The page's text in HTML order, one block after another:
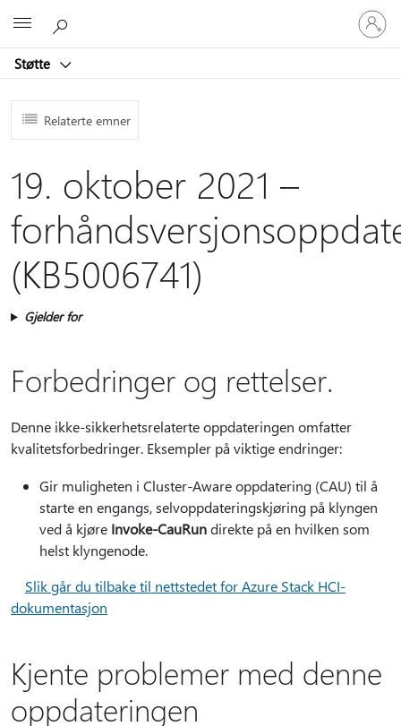
Støtte
Logg
på
kontoen
Relaterte emner
19. oktober 2021 –
(KB5006741)
Gjelder for
Forbedringer og rettelser.
Denne ikke-sikkerhetsrelaterte oppdateringen omfatter
kvalitetsforbedringer. Eksempler på viktige endringer:
Gir muligheten i Cluster-Aware oppdatering (CAU) til å
starte en engangs, selvoppdateringskjøring på klyngen
ved å kjøre Invoke-CauRundirekte på en hvilken som
helst klyngenode.
Slik går du tilbake til nettstedet for Azure Stack HCI-
dokumentasjon
Kjente problemer med denne
oppdateringen